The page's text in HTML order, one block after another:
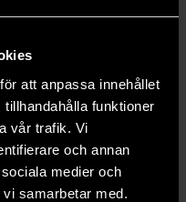
att anpassa innehållet
funktioner
vår trafik. Vi
och annan
medier och
samarbetar med.